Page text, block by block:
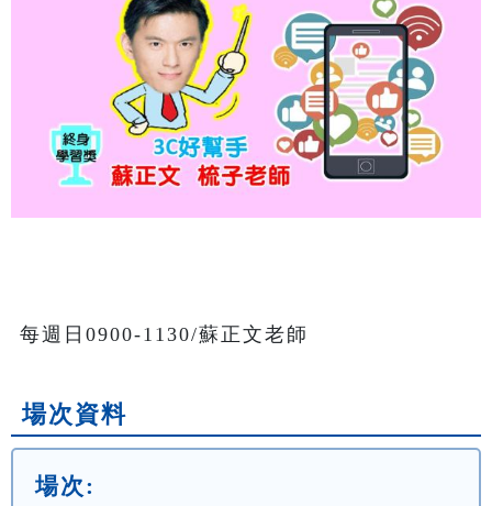
場次資料
場次: